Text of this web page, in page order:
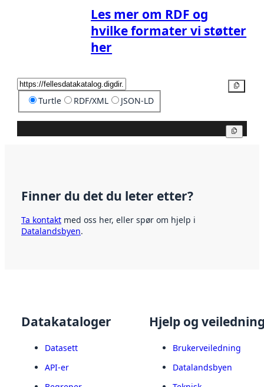
Les mer om RDF og
hvilke formater vi støtter
her
Turtle RDF/XML JSON-LD
Finner du det du leter etter?
Ta kontakt med oss her, eller spør om hjelp i
Datalandsbyen.
Datakataloger
Datasett
API-er
Hjelp og
Brukerveiledning
Datalandsbyen